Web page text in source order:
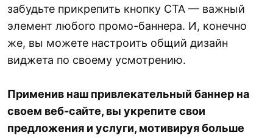
забудьте прикрепить кнопку CTA — важный
элемент любого промо-баннера. И, конечно
же, вы можете настроить общий дизайн
виджета по своему усмотрению.
Применив наш привлекательный баннер на
своем веб-сайте, вы укрепите свои
предложения и услуги, мотивируя больше